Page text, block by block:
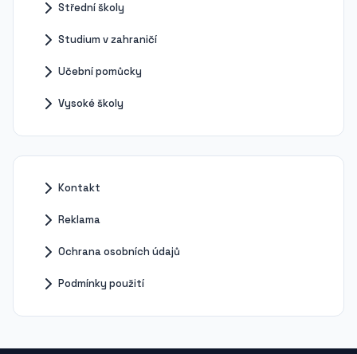
Střední školy
Studium v zahraničí
Učební pomůcky
Vysoké školy
Kontakt
Reklama
Ochrana osobních údajů
Podmínky použití